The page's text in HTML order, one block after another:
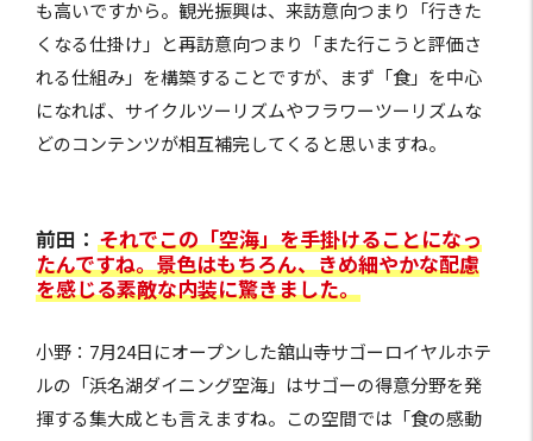
も高いですから。観光振興は、来訪意向つまり「行きた
くなる仕掛け」と再訪意向つまり「また行こうと評価さ
れる仕組み」を構築することですが、まず「食」を中心
になれば、サイクルツーリズムやフラワーツーリズムな
どのコンテンツが相互補完してくると思いますね。
前田： それでこの「空海」を手掛けることになっ
たんですね。景色はもちろん、きめ細やかな配慮
を感じる素敵な内装に驚きました。
小野：7月24日にオープンした舘山寺サゴーロイヤルホテ
ルの「浜名湖ダイニング空海」はサゴーの得意分野を発
揮する集大成とも言えますね。この空間では「食の感動